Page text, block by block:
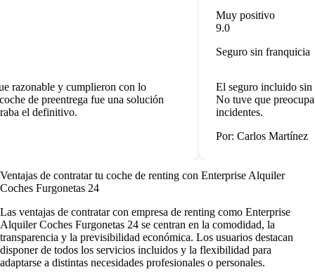
razonable y cumplieron con lo
de preentrega fue una solución
el definitivo.
Muy positivo
9.0
Seguro sin franquicia
El seguro incluido sin
No tuve que
incidentes.
Por: Carlos Martínez
Ventajas de contratar tu coche de renting con Enterprise Alquiler
Coches Furgonetas 24
Las ventajas de contratar con empresa de renting como Enterprise
Alquiler Coches Furgonetas 24 se centran en la comodidad, la
transparencia y la previsibilidad económica. Los usuarios destacan
disponer de todos los servicios incluidos y la flexibilidad para
adaptarse a distintas necesidades profesionales o personales.